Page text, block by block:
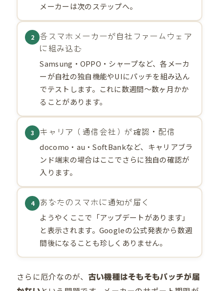
メーカーは次のステップへ。
2
各スマホメーカーが自社ファームウェア
に組み込む
Samsung・OPPO・シャープなど、各メーカ
ーが自社の独自機能やUIにパッチを組み込ん
でテストします。これに数週間〜数ヶ月かか
ることがあります。
3 キャリア（通信会社）が確認・配信
docomo・au・SoftBankなど、キャリアブラ
ンド端末の場合はここでさらに独自の確認が
入ります。
4 あなたのスマホに通知が届く
ようやくここで「アップデートがあります」
と表示されます。Googleの公式発表から数週
間後になることも珍しくありません。
さらに厄介なのが、
古い機種はそもそもパッチが届